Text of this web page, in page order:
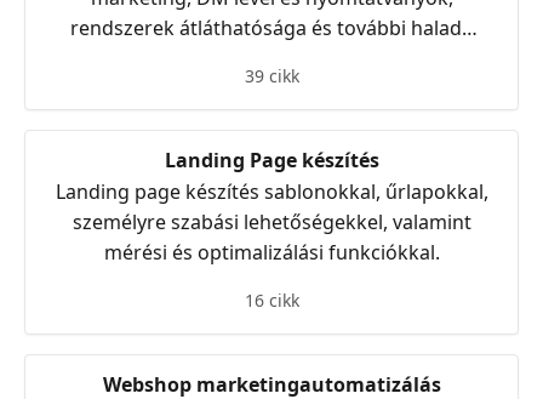
rendszerek átláthatósága és további haladó
39 cikk
Landing Page készítés
Landing page készítés sablonokkal, űrlapokkal,
személyre szabási lehetőségekkel, valamint
mérési és optimalizálási funkciókkal.
16 cikk
Webshop marketingautomatizálás